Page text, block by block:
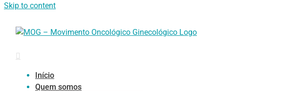
Skip to content
Início
Quem somos